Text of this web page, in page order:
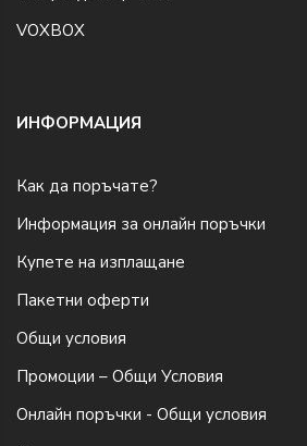
VOXBOX
ИНФОРМАЦИЯ
Как да поръчате?
Информация за онлайн поръчки
Купете на изплащане
Пакетни оферти
Общи условия
Промоции – Общи Условия
Онлайн поръчки - Общи условия